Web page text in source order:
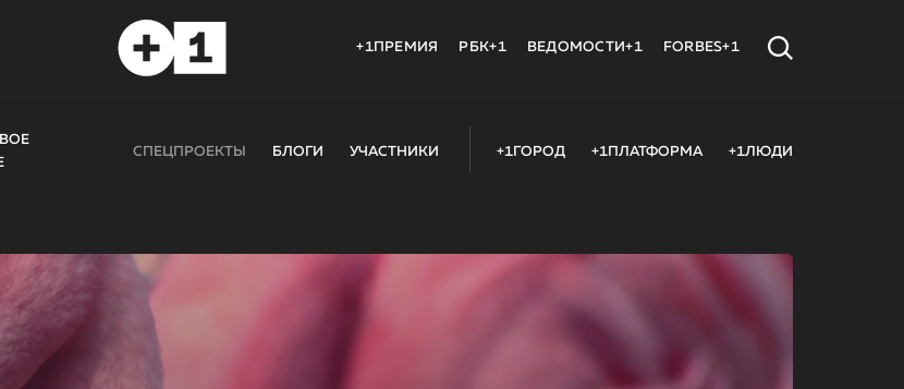
+1ПРЕМИЯ РБК+1 ВЕДОМОСТИ+1 FORBES+1
СПЕЦПРОЕКТЫ БЛОГИ УЧАСТНИКИ +1ГОРОД +1ПЛАТФОРМА +1ЛЮДИ